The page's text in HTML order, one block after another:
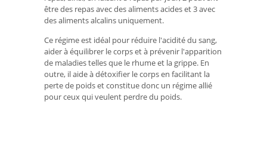
être des repas avec des aliments acides et 3 avec
des aliments alcalins uniquement.
Ce régime est idéal pour réduire l'acidité du sang,
aider à équilibrer le corps et à prévenir l'apparition
de maladies telles que le rhume et la grippe. En
outre, il aide à détoxifier le corps en facilitant la
perte de poids et constitue donc un régime allié
pour ceux qui veulent perdre du poids.